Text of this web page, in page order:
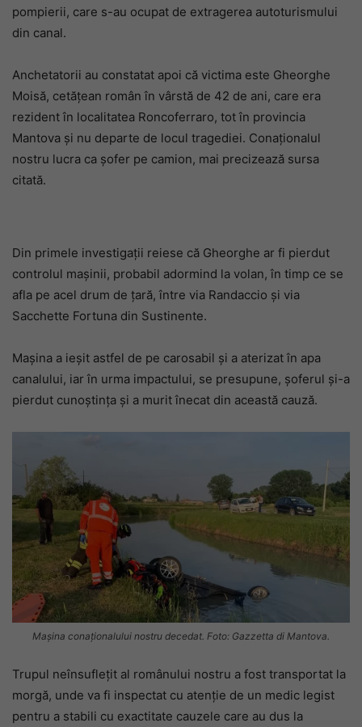
pompierii, care s-au ocupat de extragerea autoturismului
din canal.
Anchetatorii au constatat apoi că victima este Gheorghe
Moisă, cetățean român în vârstă de 42 de ani, care era
rezident în localitatea Roncoferraro, tot în provincia
Mantova și nu departe de locul tragediei. Conaționalul
nostru lucra ca șofer pe camion, mai precizează sursa
citată.
Din primele investigații reiese că Gheorghe ar fi pierdut
controlul mașinii, probabil adormind la volan, în timp ce se
afla pe acel drum de țară, între via Randaccio și via
Sacchette Fortuna din Sustinente.
Mașina a ieșit astfel de pe carosabil și a aterizat în apa
canalului, iar în urma impactului, se presupune, șoferul și-a
pierdut cunoștința și a murit înecat din această cauză.
Mașina conaționalului nostru decedat. Foto: Gazzetta di Mantova.
Trupul neînsuflețit al românului nostru a fost transportat la
morgă, unde va fi inspectat cu atenție de un medic legist
pentru a stabili cu exactitate cauzele care au dus la